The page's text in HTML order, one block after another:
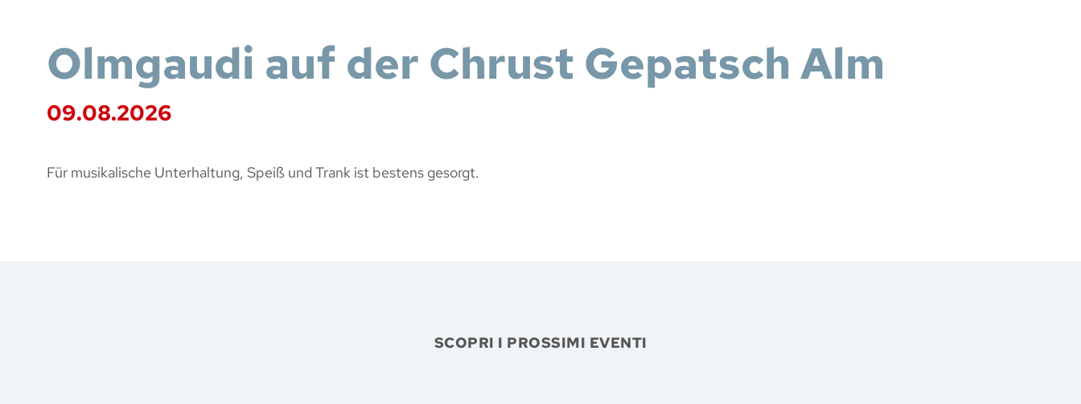
Olmgaudi auf der Chrust Gepatsch Alm
09.08.2026
Für musikalische Unterhaltung, Speiß und Trank ist bestens gesorgt.
SCOPRI I PROSSIMI EVENTI